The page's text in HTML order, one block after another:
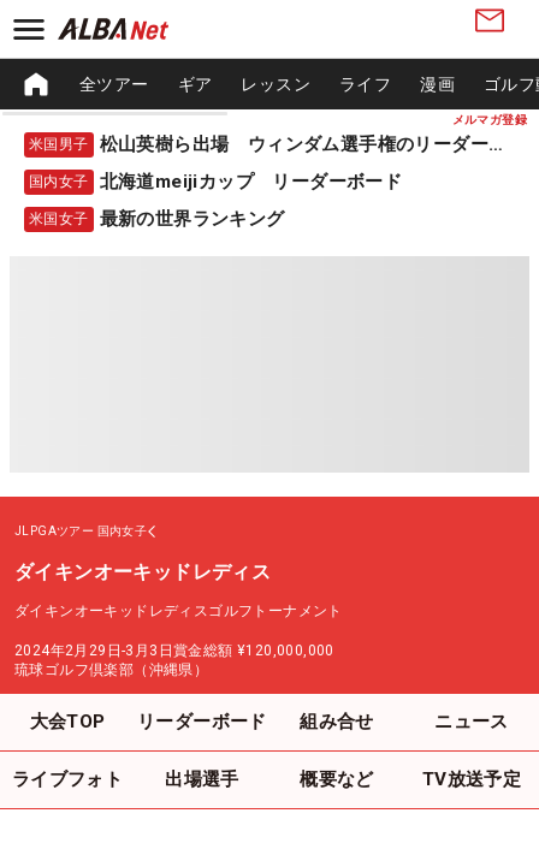
メルマガ登録
全ツアー ギア レッスン ライフ 漫画 ゴル
米国男子 松山英樹ら出場 ウィンダム選手権のリーダーボード
国内女子 北海道meijiカップ リーダーボード
米国女子 最新の世界ランキング
JLPGAツアー 国内女子
ダイキンオーキッドレディス
ダイキンオーキッドレディスゴルフトーナメント
2024年2月29日-3月3日賞金総額 ¥120,000,000
琉球ゴルフ倶楽部（沖縄県）
大会TOP リーダーボード 組み合せ ニュース
ライブフォト 出場選手 概要など TV放送予定